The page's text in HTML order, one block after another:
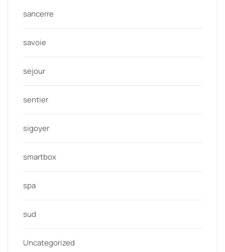
sancerre
savoie
sejour
sentier
sigoyer
smartbox
spa
sud
Uncategorized